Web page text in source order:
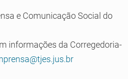
e Comunicação Social do
informações da Corregedoria-